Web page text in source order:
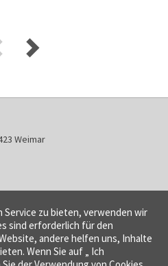
Weimar
Service zu bieten, verwenden wir
sind erforderlich für den
andere helfen uns, Inhalte
Wenn Sie auf „ Ich